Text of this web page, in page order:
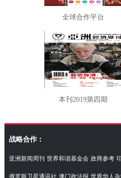
全球合作平台
本刊2019第四期
战略合作：
亚洲新闻周刊 世界和谐基金会 政商参考
俄罗斯卫星通讯社 澳门政法报 世界华人